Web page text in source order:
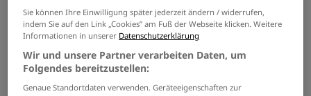
JETZT BEWERBEN
Sie können Ihre Einwilligung später jederzeit ändern / widerrufen,
indem Sie auf den Link „Cookies” am Fuß der Webseite klicken. Weitere
Informationen in unserer Datenschutzerklärung
Wir und unsere Partner verarbeiten Daten, um
Folgendes bereitzustellen:
Genaue Standortdaten verwenden. Geräteeigenschaften zur